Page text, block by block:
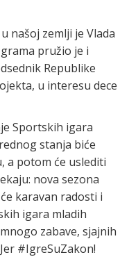
našoj zemlji je Vlada
pružio je i
Republike
u interesu dece
Sportskih igara
stanja biće
a potom će uslediti
nova sezona
karavan radosti i
igara mladih
zabave, sjajnih
#IgreSuZakon!